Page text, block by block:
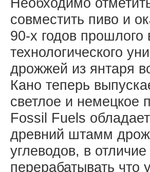
Необходимо
совместить пиво и
90-х годов
технологического
дрожжей из янтаря
Кано теперь
светлое и немецкое
Fossil Fuels
древний штамм
углеводов, в
перерабатывать что